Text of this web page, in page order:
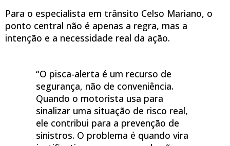
Para o especialista em trânsito Celso Mariano, o
ponto central não é apenas a regra, mas a
intenção e a necessidade real da ação.
“O pisca-alerta é um recurso de
segurança, não de conveniência.
Quando o motorista usa para
sinalizar uma situação de risco real,
ele contribui para a prevenção de
sinistros. O problema é quando vira